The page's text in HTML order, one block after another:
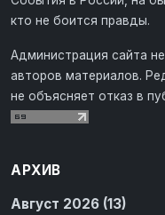
кто не боится правды.
Администрация сайта
авторов материалов.
не объясняет отказ в
АРХИВ
Август 2026 (13)